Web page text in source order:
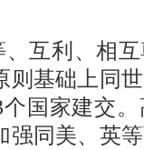
、互利、相
则基础上同
个国家建交
强同美、英